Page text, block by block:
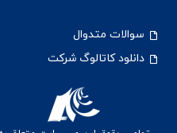
سوالات متدوال
دانلود کاتالوگ شرکت